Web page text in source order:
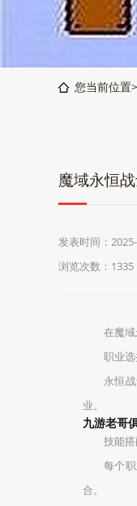
您当前位置>
魔域永恒
发表时间：
浏览次数：1335
在魔
职业选
永恒
业。
九游老哥
技能搭
每个
合。